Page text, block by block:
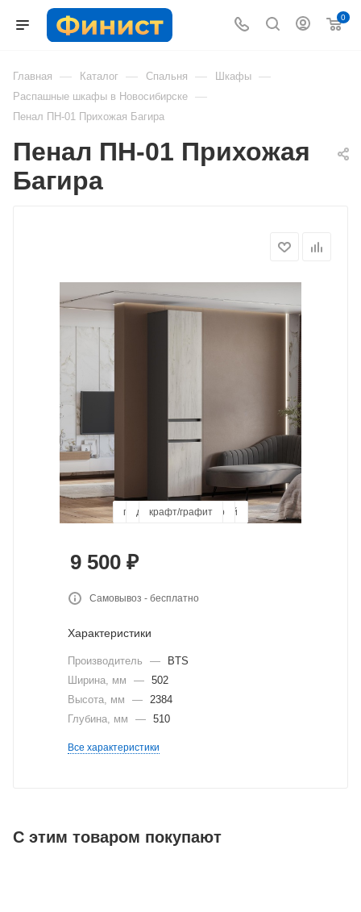
0
Главная — Каталог — Спальня — Шкафы —
Распашные шкафы в Новосибирске —
Пенал ПН-01 Прихожая Багира
Пенал ПН-01 Прихожая
Багира
графит/дуб крафт белый
дуб смоки/кашемир
крафт/графит
9 500 ₽
Самовывоз - бесплатно
Характеристики
Производитель —
BTS
Ширина, мм
— 502
Высота, мм
— 2384
Глубина, мм
— 510
Все характеристики
С этим товаром покупают